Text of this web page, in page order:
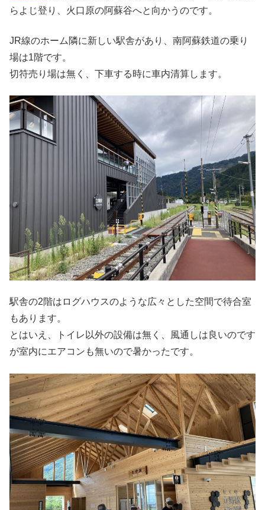
らよじ登り、火口原の阿蘇谷へと向かうのです。
JR線のホーム隣に新しい駅舎があり、南阿蘇鉄道の乗り
場は1階です。
切符売り場は無く、下車する時に車内清算します。
駅舎の2階はログハウスのような広々とした空間で待合室
もあります。
とはいえ、トイレ以外の設備は無く、風通しは良いのです
が室内にエアコンも無いので暑かったです。